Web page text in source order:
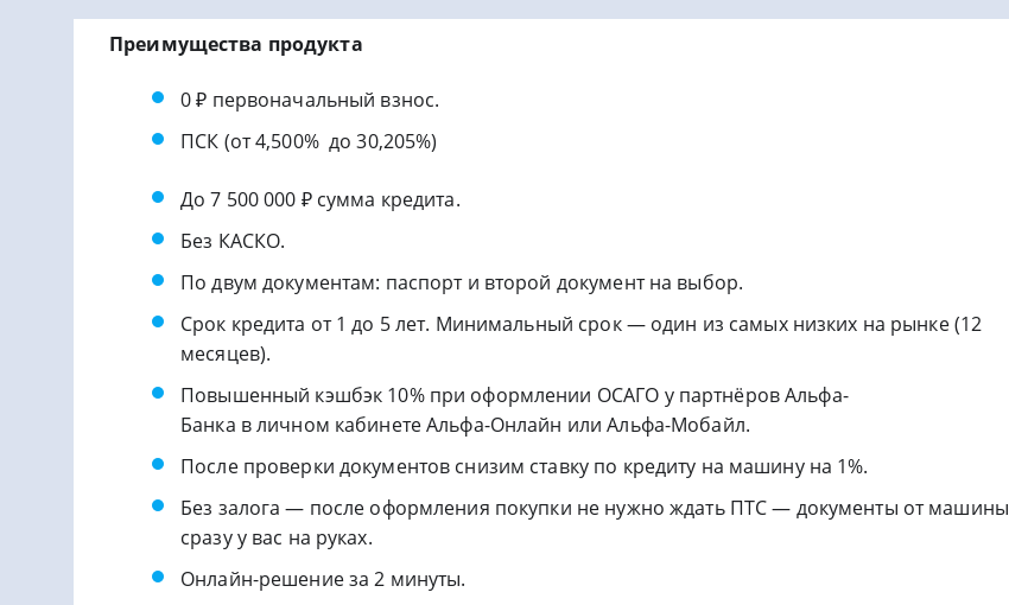
Преимущества продукта
0 ₽ первоначальный взнос.
ПСК (от 4,500% до 30,205%)
До 7 500 000 ₽ сумма кредита.
Без КАСКО.
По двум документам: паспорт и второй документ на выбор.
Срок кредита от 1 до 5 лет. Минимальный срок — один из самых низких на рынке (12
месяцев).
Повышенный кэшбэк 10% при оформлении ОСАГО у партнёров Альфа-
Банка в личном кабинете Альфа-Онлайн или Альфа-Мобайл.
После проверки документов снизим ставку по кредиту на машину на 1%.
Без залога — после оформления покупки не нужно ждать ПТС — документы от машины
сразу у вас на руках.
Онлайн-решение за 2 минуты.